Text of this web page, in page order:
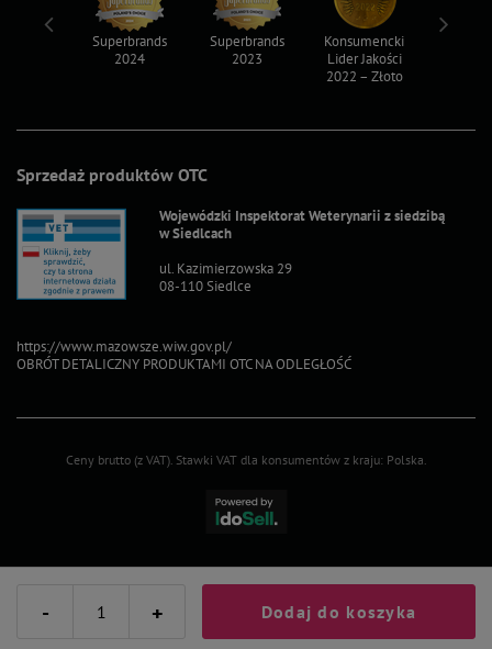
- + Dodaj do koszyka
Sprzedaż produktów OTC
Wojewódzki Inspektorat Weterynarii z siedzibą
w Siedlcach
ul. Kazimierzowska 29
08-110 Siedlce
https://www.mazowsze.wiw.gov.pl/
OBRÓT DETALICZNY PRODUKTAMI OTC NA ODLEGŁOŚĆ
Superbrands
2024
Superbrands
2023
Konsumencki
Lider Jakości
2022 – Złoto
Ceny brutto (z VAT). Stawki VAT dla konsumentów z kraju: Polska.